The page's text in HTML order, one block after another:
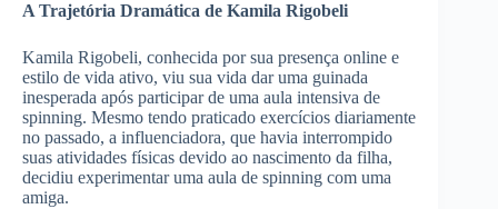
A Trajetória Dramática de Kamila Rigobeli
Kamila Rigobeli, conhecida por sua presença online e
estilo de vida ativo, viu sua vida dar uma guinada
inesperada após participar de uma aula intensiva de
spinning. Mesmo tendo praticado exercícios diariamente
no passado, a influenciadora, que havia interrompido
suas atividades físicas devido ao nascimento da filha,
decidiu experimentar uma aula de spinning com uma
amiga.